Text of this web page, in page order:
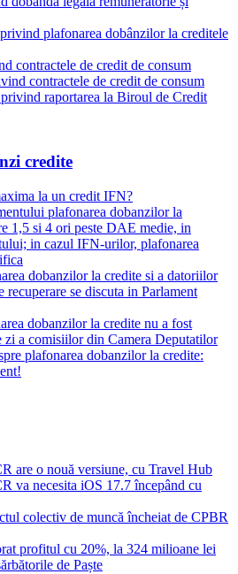
plafonarea dobânzilor la creditele
contractele de credit de consum
contractele de credit de consum
raportarea la Biroul de Credit
credite
la un credit IFN?
plafonarea dobanzilor la
1,5 si 4 ori peste DAE medie, in
in cazul IFN-urilor, plafonarea
dobanzilor la credite si a datoriilor
recuperare se discuta in Parlament
dobanzilor la credite nu a fost
zi a comisiilor din Camera Deputatilor
plafonarea dobanzilor la credite:
are o nouă versiune, cu Travel Hub
va necesita iOS 17.7 începând cu
colectiv de muncă încheiat de CPBR
profitul cu 20%, la 324 milioane lei
de Paște